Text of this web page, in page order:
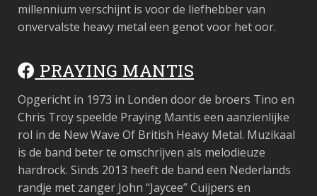
millennium verschijnt is voor de liefhebber van
onvervalste heavy metal een genot voor het oor.
PRAYING MANTIS
Opgericht in 1973 in Londen door de broers Tino en
Chris Troy speelde Praying Mantis een aanzienlijke
rol in de New Wave Of British Heavy Metal. Muzikaal
is de band beter te omschrijven als melodieuze
hardrock. Sinds 2013 heeft de band een Nederlands
randje met zanger John “Jaycee” Cuijpers en